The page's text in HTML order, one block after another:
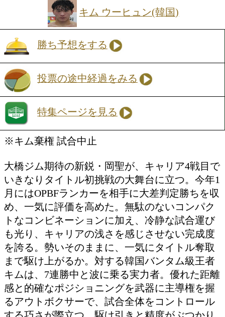
所 龍太(DANGAN)
ジョン ドミニク レドレス(
勝ち予想をする
投票の途中経過をみる
東日本新人王
Sバンタム級4回戦
松本 龍也(協栄)
VS
今藤 悠開(DANGAN郡山)
トーナメント表を見る